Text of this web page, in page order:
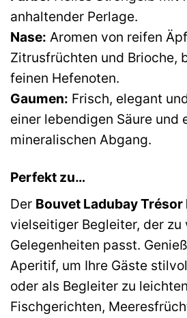
anhaltender Perlage.
Nase: Aromen von reifen
Zitrusfrüchten und Brioche,
feinen Hefenoten.
Gaumen: Frisch, elegant
einer lebendigen Säure und
mineralischen Abgang.
Perfekt zu…
Der Bouvet Ladubay Trésor
vielseitiger Begleiter, der zu
Gelegenheiten passt.
Aperitif, um Ihre Gäste
oder als Begleiter zu
Fischgerichten,